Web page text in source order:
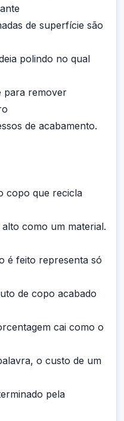
de superfície são
polindo no qual
para remover
de acabamento.
copo que recicla
como um material.
é feito representa só
de copo acabado
cai como o
o custo de um
pela